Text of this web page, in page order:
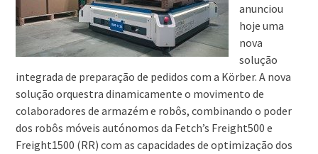
anunciou
hoje uma
nova
solução
integrada de preparação de pedidos com a Körber. A nova
solução orquestra dinamicamente o movimento de
colaboradores de armazém e robôs, combinando o poder
dos robôs móveis autónomos da Fetch’s Freight500 e
Freight1500 (RR) com as capacidades de optimização dos